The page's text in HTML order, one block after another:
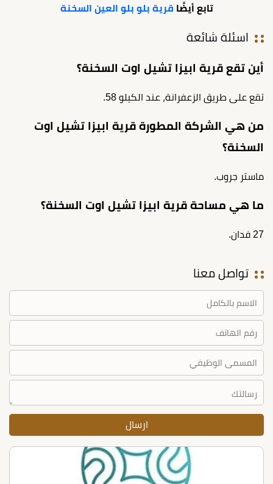
تابع أيضًا قرية بلو بلو العين السخنة
اسئلة شائعة
أين تقع قرية ابيزا تشيل اوت السخنة؟
تقع على طريق الزعفرانة، عند الكيلو 58.
من هي الشركة المطورة قرية ابيزا تشيل اوت
السخنة؟
ماستر جروب.
ما هي مساحة قرية ابيزا تشيل اوت السخنة؟
27 فدان.
تواصل معنا